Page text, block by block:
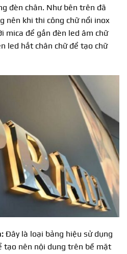
đèn chân. Như bên trên đã
nên khi thi công chữ nổi inox
mica để gắn đèn led âm chữ
led hắt chân chữ để tạo chữ
Đây là loại bảng hiệu sử dụng
tạo nên nội dung trên bề mặt